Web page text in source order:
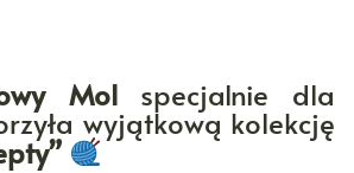
Molspecjalnie dla
wyjątkową kolekcję